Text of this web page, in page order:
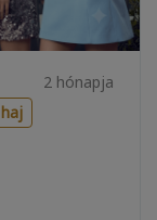
2 hónapja